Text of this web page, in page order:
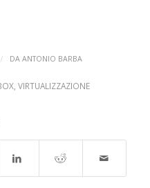
/ DA ANTONIO BARBA
, VIRTUALIZZAZIONE